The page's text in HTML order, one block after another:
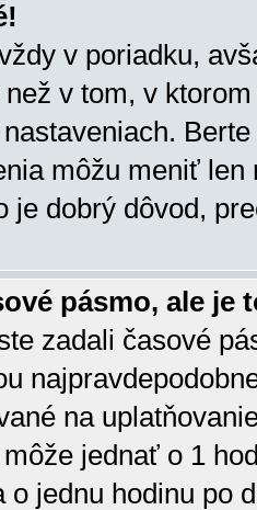
v poriadku,
v tom, v
môžu meniť
je dobrý dôvod,
pásmo, ale je
zadali časové
na
jednať o 1
o jednu hodinu po